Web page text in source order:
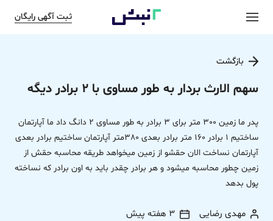
ثبت آگهی رایگان
بازگشت
سهم الارث بردار به طور مساوی با 2 برادر دیگه
پدر ما زمین 300 متر برای 3 برادر به طور مساوی 2 دانگ داد ما آپارتمان
ساختیم 1 برادر 160 متر برادر بعدی 380متر آپارتمان ساختیم برادر بعدی
آپارتمان نساخت الان حقشو از زمین میخواهد طریقه محاسبه حقش از
زمین چطور محاسبه میشود و هر برادر چقدر باید به اون برادر که نساخته
پول بدهد
مهدی رضایی 3 هفته پیش